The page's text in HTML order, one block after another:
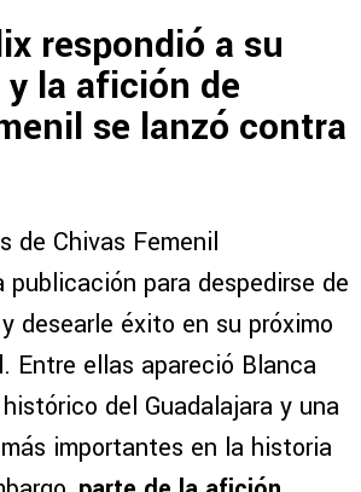
respondió a su
y la afición de
se lanzó contra
de Chivas Femenil
publicación para despedirse de
desearle éxito en su próximo
Entre ellas apareció Blanca
del Guadalajara y una
importantes en la historia